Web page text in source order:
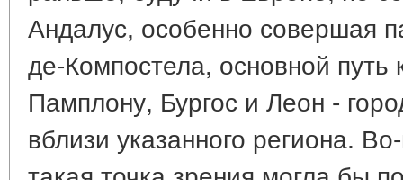
Андалус, особенно совершая
де-Компостела, основной путь
Памплону, Бургос и Леон -
вблизи указанного региона.